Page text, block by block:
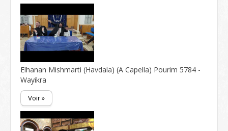
Elhanan Mishmarti (Havdala) (A Capella) Pourim 5784 -
Wayikra
Voir »